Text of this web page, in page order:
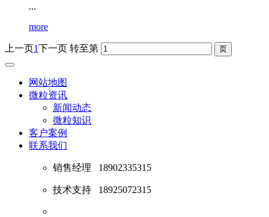
...
more
上一页1下一页 转至第
网站地图
微粒资讯
新闻动态
微粒知识
客户案例
联系我们
销售经理 18902335315
技术支持 18925072315